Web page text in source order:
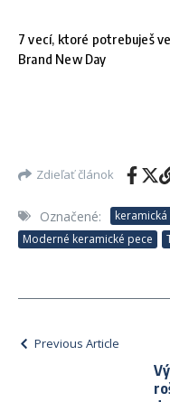
7 vecí, ktoré potrebuješ
Brand New Day
Zdieľať článok
Označené:
Moderné keramické pece
Previous Article